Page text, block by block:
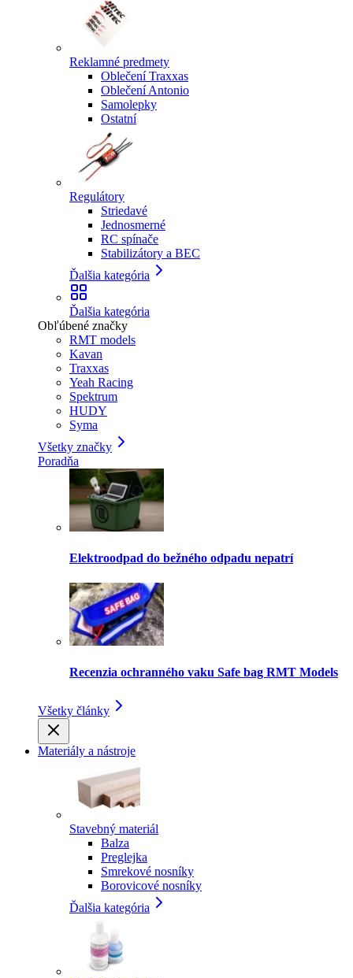
Reklamné predmety
Oblečení Traxxas
Oblečení Antonio
Samolepky
Ostatní
Regulátory
Striedavé
Jednosmerné
RC spínače
Stabilizátory a BEC
Ďalšia kategória
Ďalšia kategória
Obľúbené značky
RMT models
Kavan
Traxxas
Yeah Racing
Spektrum
HUDY
Syma
Všetky značky
Poradňa
Elektroodpad do bežného odpadu nepatrí
Recenzia ochranného vaku Safe bag RMT Models
Všetky články
Materiály a nástroje
Stavebný materiál
Balza
Preglejka
Smrekové nosníky
Borovicové nosníky
Ďalšia kategória